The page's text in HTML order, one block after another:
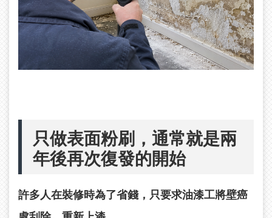
只做表面粉刷，通常就是兩
年後再次復發的開始
許多人在裝修時為了省錢，只要求油漆工將壁癌